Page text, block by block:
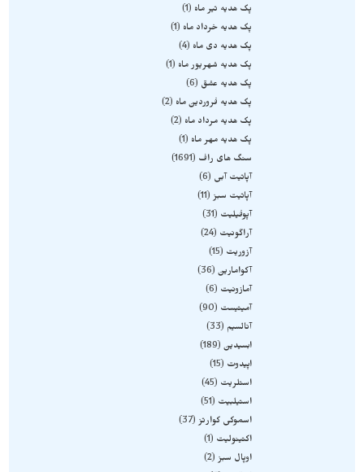
پک هدیه تیر ماه
1
پک هدیه خرداد ماه
1
پک هدیه دی ماه
4
پک هدیه شهریور ماه
1
پک هدیه عشق
6
پک هدیه فروردین ماه
2
پک هدیه مرداد ماه
2
پک هدیه مهر ماه
1
سنگ های راف
1691
آپاتیت آبی
6
آپاتیت سبز 11
آپوفیلیت
31
آراگونیت
24
آزوریت
15
آکوامارین 36
آمازونیت
6
آمیتیست
90
آنالسیم
33
ابسیدین 189
اپیدوت
15
استلریت
45
استیلبیت
51
اسموکی کوارتز 37
اکتینولیت
1
اوپال سبز 2